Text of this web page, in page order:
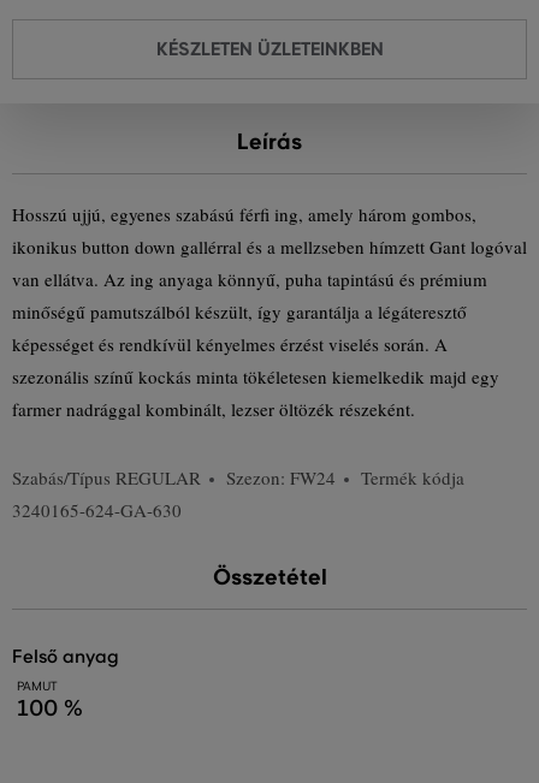
KÉSZLETEN ÜZLETEINKBEN
Leírás
Hosszú ujjú, egyenes szabású férfi ing, amely három gombos,
ikonikus button down gallérral és a mellzseben hímzett Gant logóval
van ellátva. Az ing anyaga könnyű, puha tapintású és prémium
minőségű pamutszálból készült, így garantálja a légáteresztő
képességet és rendkívül kényelmes érzést viselés során. A
szezonális színű kockás minta tökéletesen kiemelkedik majd egy
farmer nadrággal kombinált, lezser öltözék részeként.
Szabás/Típus REGULAR Szezon: FW24
Termék kódja
3240165-624-GA-630
Összetétel
felső anyag
PAMUT
100 %